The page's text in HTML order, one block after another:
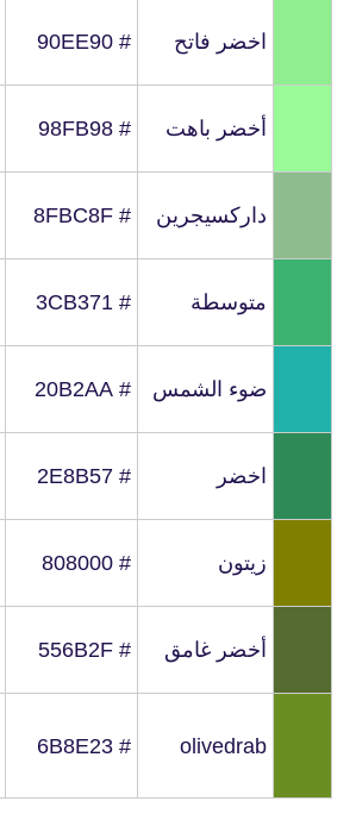
اخضر فاتح # 90EE90
أخضر باهت # 98FB98
داركسيجرين # 8FBC8F
متوسطة # 3CB371
ضوء الشمس # 20B2AA
اخضر # 2E8B57
زيتون # 808000
أخضر غامق # 556B2F
olivedrab
# 6B8E23